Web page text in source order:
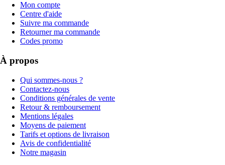
Mon compte
Centre d'aide
Suivre ma commande
Retourner ma commande
Codes promo
À propos
Qui sommes-nous ?
Contactez-nous
Conditions générales de vente
Retour & remboursement
Mentions légales
Moyens de paiement
Tarifs et options de livraison
Avis de confidentialité
Notre magasin